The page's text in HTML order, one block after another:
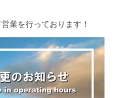
業を行っております！